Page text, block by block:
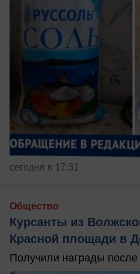
сегодня в 17:31
Общество
Курсанты из
Красной площади в
Получили награды после